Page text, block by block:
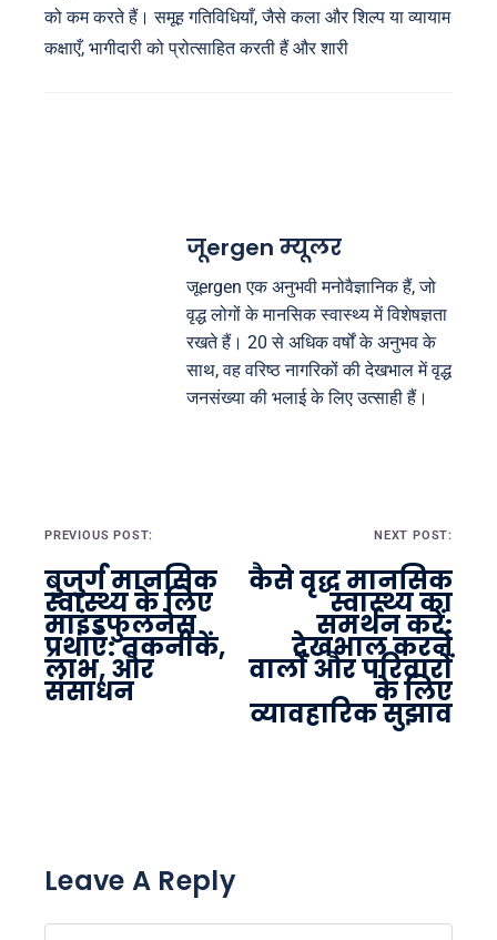
को कम करते हैं। समूह गतिविधियाँ, जैसे कला और शिल्प या व्यायाम
कक्षाएँ, भागीदारी को प्रोत्साहित करती हैं और शारी
जूergen म्यूलर
जूergen एक अनुभवी मनोवैज्ञानिक हैं, जो
वृद्ध लोगों के मानसिक स्वास्थ्य में विशेषज्ञता
रखते हैं। 20 से अधिक वर्षों के अनुभव के
साथ, वह वरिष्ठ नागरिकों की देखभाल में वृद्ध
जनसंख्या की भलाई के लिए उत्साही हैं।
Post navigation
PREVIOUS POST:
बुजुर्ग मानसिक
स्वास्थ्य के लिए
माइंडफुलनेस
प्रथाएँ: तकनीकें,
लाभ, और
संसाधन
NEXT POST:
कैसे वृद्ध मानसिक
स्वास्थ्य का
समर्थन करें:
देखभाल करने
वालों और परिवारों
के लिए
व्यावहारिक सुझाव
Leave A Reply